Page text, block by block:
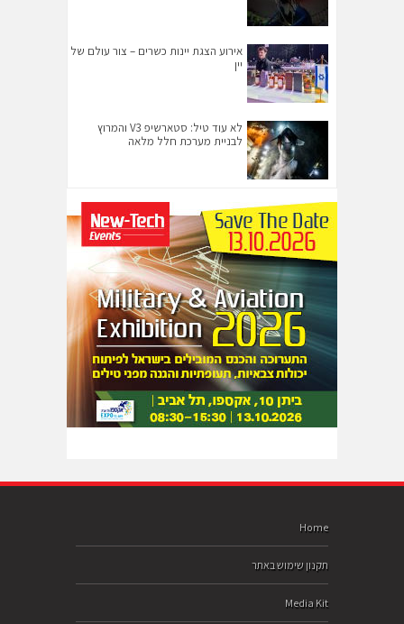
אירוע הצגת יינות כשרים – צור עולם של
יין
לא עוד טיל: סטארשיפ V3 והמרוץ
לבניית מערכת חלל מלאה
Home
תקנון שימוש באתר
Media Kit